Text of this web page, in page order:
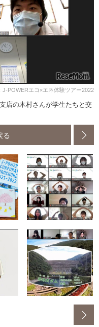
J-POWERエコ×エネ体験ツアー2022
店の木村さんが学生たちと交
る